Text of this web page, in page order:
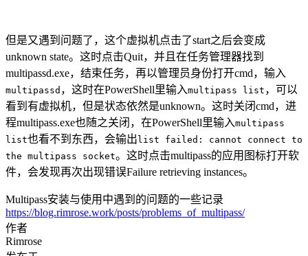
但是又遇到问题了，这个虚拟机点击了start之后会变成
unknown state。这时点击Quit，并且在任务管理器找到
multipassd.exe，结束任务，再以管理员身份打开cmd，输入
multipassd ，这时在PowerShell里输入multipass list ，可以
看到有虚拟机，但是状态依然是unknown。这时关闭cmd，进
程multipass.exe也随之关闭，在PowerShell里输入multipass
list也看不到东西，会输出list failed: cannot connect to
the multipass socket。这时点击multipass的应用图标打开软
件，会发现再次出现错误Failure retrieving instances。
Multipass安装与使用中遇到的问题的一些记录
https://blog.rimrose.work/posts/problems_of_multipass/
作者
Rimrose